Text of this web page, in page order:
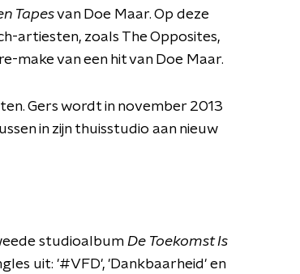
Tapesvan Doe Maar. Op deze
artiesten, zoals The Opposites,
make van een hit van Doe Maar.
Gers wordt in november 2013
in zijn thuisstudio aan nieuw
studioalbum De Toekomst Is
uit: '#VFD', 'Dankbaarheid' en